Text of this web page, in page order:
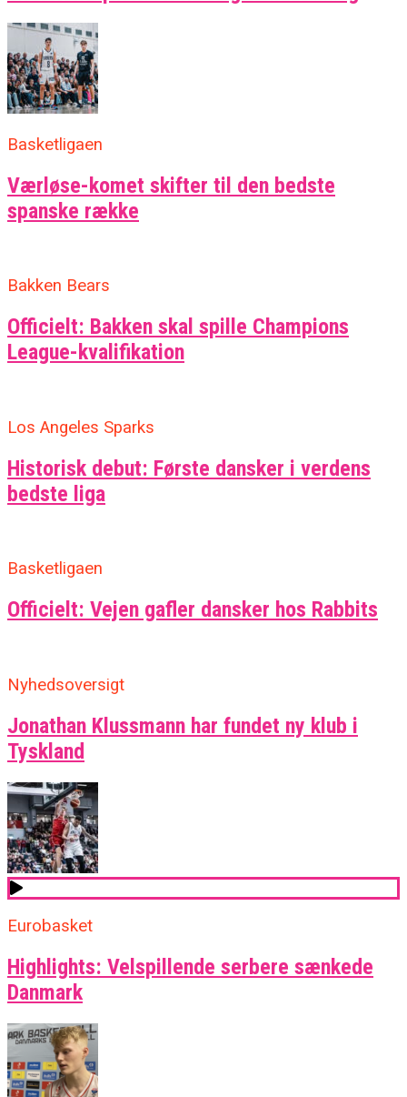
Basketligaen
Værløse-komet skifter til den bedste
spanske række
Bakken Bears
Officielt: Bakken skal spille Champions
League-kvalifikation
Los Angeles Sparks
Historisk debut: Første dansker i verdens
bedste liga
Basketligaen
Officielt: Vejen gafler dansker hos Rabbits
Nyhedsoversigt
Jonathan Klussmann har fundet ny klub i
Tyskland
Eurobasket
Highlights: Velspillende serbere sænkede
Danmark